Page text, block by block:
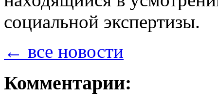
социальной экспертизы.
← все новости
Комментарии: